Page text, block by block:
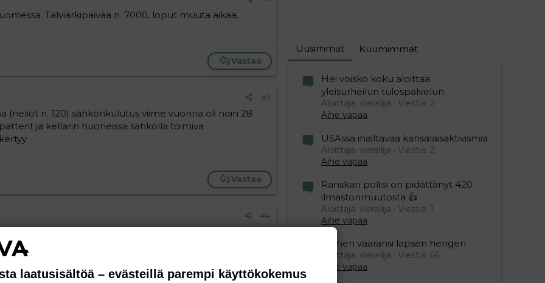
Talviarkipäivää n. 7000, loput muuta aikaa.
Vastaa
#3
(neliöt n. 120) sähkönkulutus viime vuonna oli noin 28
ja kellarin huoneissa sähköllä toimiva
Vastaa
#4
kulutus on 19000 kWh vuodessa. Aika vähän, mutta
taloa.
Uusimmat Kuumimmat
Hei voisko koku aloittaa
yleisurheilun tulospalvelun
Aloittaja: vierailija
Viestiä: 2
Aihe vapaa
USAssa ihailtavaa kansalaisaktivismia
Aloittaja: vierailija
Viestiä: 2
Aihe vapaa
Ranskan poliisi on pidättänyt 420
ilmastonmuutosta 👍
Aloittaja: vierailija
Viestiä: 1
Aihe vapaa
Nainen vaaransi lapsen hengen
Aloittaja: vierailija
Viestiä: 66
Aihe vapaa
laatusisältöä – evästeillä parempi käyttökokemus